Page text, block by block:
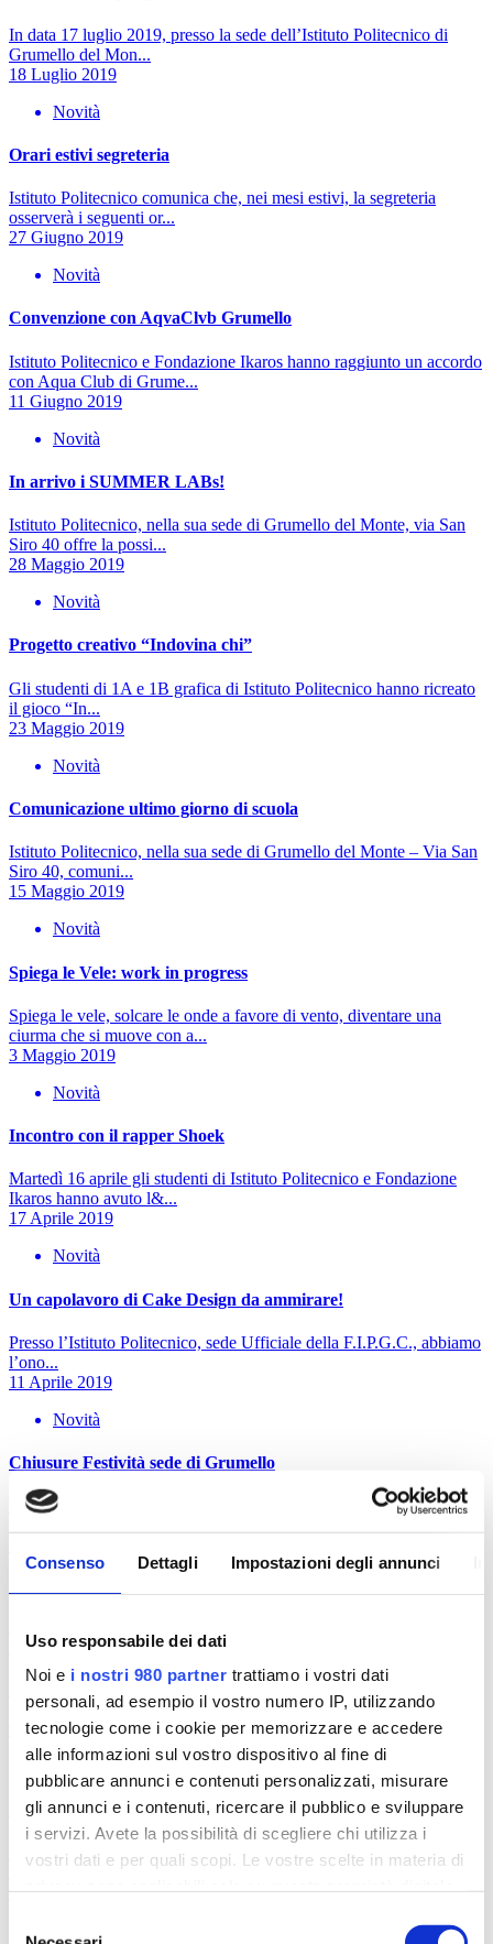
Consenso Dettagli Impostazioni degli annunci
Uso responsabile dei dati
Noi e i nostri 980 partner trattiamo i vostri dati
personali, ad esempio il vostro numero IP, utilizzando
tecnologie come i cookie per memorizzare e accedere
alle informazioni sul vostro dispositivo al fine di
pubblicare annunci e contenuti personalizzati, misurare
gli annunci e i contenuti, ricercare il pubblico e sviluppare
i servizi. Avete la possibilità di scegliere chi utilizza i
vostri dati e per quali scopi. Le vostre scelte in materia di
modificare o revocare il proprio consenso in qualsiasi
In data 17 luglio 2019, presso la sede dell’Istituto Politecnico di
Grumello del Mon...
18 Luglio 2019
Novità
Orari estivi segreteria
Istituto Politecnico comunica che, nei mesi estivi, la segreteria
osserverà i seguenti or...
27 Giugno 2019
Novità
Convenzione con AqvaClvb Grumello
Istituto Politecnico e Fondazione Ikaros hanno raggiunto un accordo
con Aqua Club di Grume...
11 Giugno 2019
Novità
In arrivo i SUMMER LABs!
Istituto Politecnico, nella sua sede di Grumello del Monte, via San
Siro 40 offre la possi...
28 Maggio 2019
Novità
Progetto creativo “Indovina chi”
Gli studenti di 1A e 1B grafica di Istituto Politecnico hanno ricreato
il gioco “In...
23 Maggio 2019
Novità
Comunicazione ultimo giorno di scuola
Istituto Politecnico, nella sua sede di Grumello del Monte – Via San
Siro 40, comuni...
15 Maggio 2019
Novità
Spiega le Vele: work in progress
Spiega le vele, solcare le onde a favore di vento, diventare una
ciurma che si muove con a...
3 Maggio 2019
Novità
Incontro con il rapper Shoek
Martedì 16 aprile gli studenti di Istituto Politecnico e Fondazione
Ikaros hanno avuto l&...
17 Aprile 2019
Novità
Un capolavoro di Cake Design da ammirare!
Presso l’Istituto Politecnico, sede Ufficiale della F.I.P.G.C., abbiamo
l’ono...
11 Aprile 2019
Novità
Chiusure Festività sede di Grumello
Istituto Politecnico e Fondazione Ikaros comunicano le chiusure del
Lorenzo Rota
Le classi seconde dell’area Food di Istituto Politecnico stanno
proseguendo il ̶...
9 Aprile 2019
Novità
Evento speciale: Food & Tech Exclusive Dinner
Mercoledì 3 aprile 2019 è stata una serata particolare per Istituto
Politecnico: si è t...
5 Aprile 2019